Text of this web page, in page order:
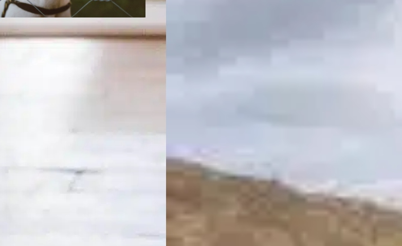
Reise voller Freude,
und einiger
Ein wichtiger Aspekt bei
ist es, sicherzustellen, dass er
ist. Die Kenntnis des Impfplans für